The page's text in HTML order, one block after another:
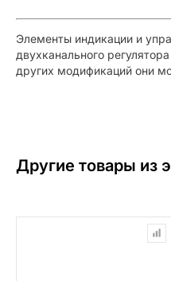
Элементы индикации и
двухканального
других модификаций они
Другие товары из